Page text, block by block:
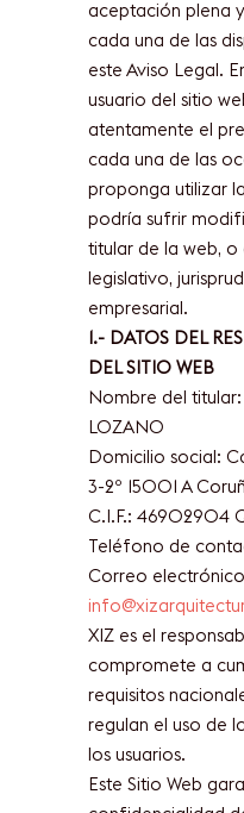
aceptación plena
cada una de las
este Aviso Legal.
usuario del sitio
atentamente el
cada una de las
proponga utilizar
podría sufrir
titular de la web, o
legislativo,
empresarial.
1.- DATOS DEL
DEL SITIO WEB
Nombre del titular:
LOZANO
Domicilio social:
3-2º 15001 A
C.I.F.: 46902904
Teléfono de
Correo
XIZ es el
compromete a
requisitos
regulan el uso de
los usuarios.
Este Sitio Web